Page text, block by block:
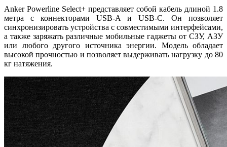
Anker Powerline Select+ представляет собой кабель длиной 1.8
метра с коннекторами USB-A и USB-C. Он позволяет
синхронизировать устройства с совместимыми интерфейсами,
а также заряжать различные мобильные гаджеты от СЗУ, АЗУ
или любого другого источника энергии. Модель обладает
высокой прочностью и позволяет выдерживать нагрузку до 80
кг натяжения.